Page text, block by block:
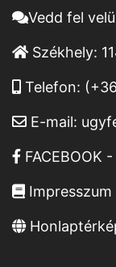
Vedd fel
Székhely:
Telefon:
E-mail:
FACEBOOK
Impresszum